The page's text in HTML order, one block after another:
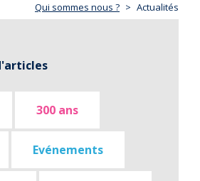
Qui sommes nous ? Actualités
300 ans
Evénements